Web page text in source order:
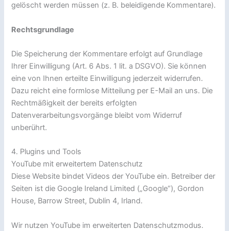
gelöscht werden müssen (z. B. beleidigende Kommentare).
Rechtsgrundlage
Die Speicherung der Kommentare erfolgt auf Grundlage
Ihrer Einwilligung (Art. 6 Abs. 1 lit. a DSGVO). Sie können
eine von Ihnen erteilte Einwilligung jederzeit widerrufen.
Dazu reicht eine formlose Mitteilung per E-Mail an uns. Die
Rechtmäßigkeit der bereits erfolgten
Datenverarbeitungsvorgänge bleibt vom Widerruf
unberührt.
4. Plugins und Tools
YouTube mit erweitertem Datenschutz
Diese Website bindet Videos der YouTube ein. Betreiber der
Seiten ist die Google Ireland Limited („Google“), Gordon
House, Barrow Street, Dublin 4, Irland.
Wir nutzen YouTube im erweiterten Datenschutzmodus.